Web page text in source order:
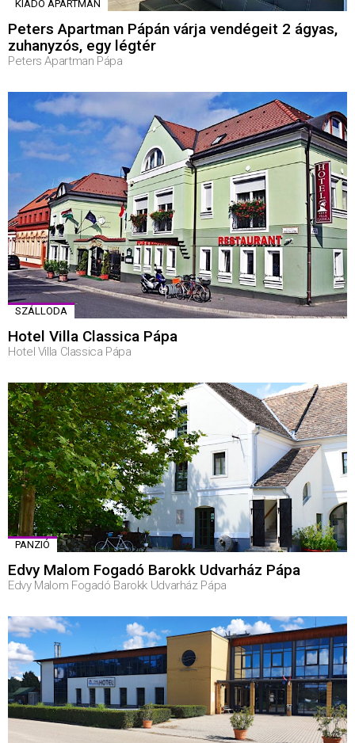
KIADÓ APARTMAN
Peters Apartman Pápán várja vendégeit 2 ágyas,
zuhanyzós, egy légtér
Peters Apartman Pápa
SZÁLLODA
Hotel Villa Classica Pápa
Hotel Villa Classica Pápa
PANZIÓ
Edvy Malom Fogadó Barokk Udvarház Pápa
Edvy Malom Fogadó Barokk Udvarház Pápa